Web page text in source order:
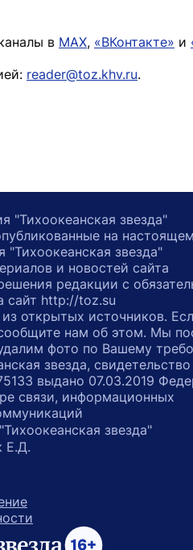
в MAX, «ВКонтакте» и
reader@toz.khv.ru.
"Тихоокеанская звезда"
на
звезда"
и новостей сайта
редакции с
сайт http://toz.su
открытых источников.
нам об этом. Мы
фото по Вашему
звезда,
выдано 07.03.2019
связи, информационных
звезда"
Е.Д.